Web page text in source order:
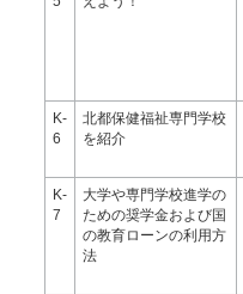
K-
6
北都保健福祉専門学校
を紹介
K-
7
大学や専門学校進学の
ための奨学金および国
の教育ローンの利用方
法